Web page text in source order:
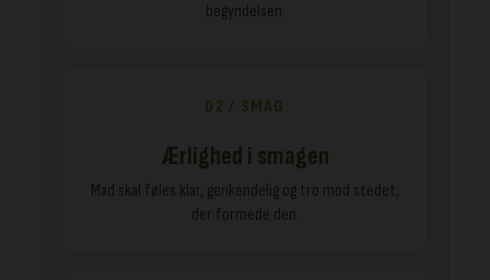
begyndelsen.
02 / SMAG
Ærlighed i smagen
Mad skal føles klar, genkendelig og tro mod stedet,
der formede den.